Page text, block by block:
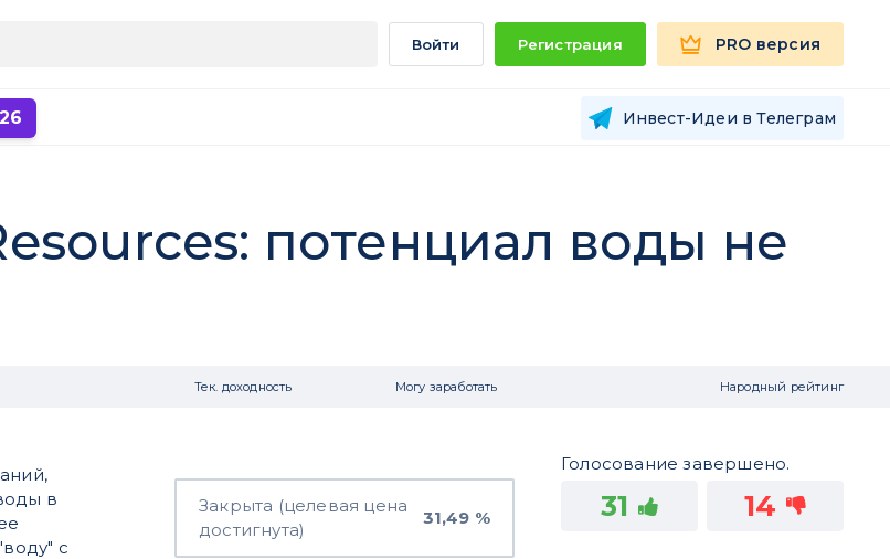
Войти Регистрация PRO версия
Инвест-Идеи в Телеграм
потенциал воды не
Тек. доходность Могу заработать Народный рейтинг
в
с
Закрыта (целевая цена
достигнута)
31,49 %
Голосование завершено.
31 14